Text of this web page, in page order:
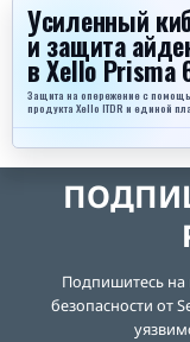
Усиленный
и защита
в Xello Prisma
Защита на опережение с
продукта Xello ITDR и единой
Подпишитесь на
безопасности от